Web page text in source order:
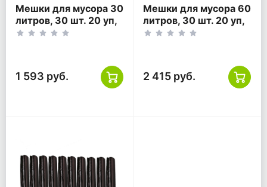
Мешки для мусора 30
литров, 30 шт. 20 уп,
черные
1 593 руб.
Мешки для мусора 60
литров, 30 шт. 20 уп,
черные
2 415 руб.